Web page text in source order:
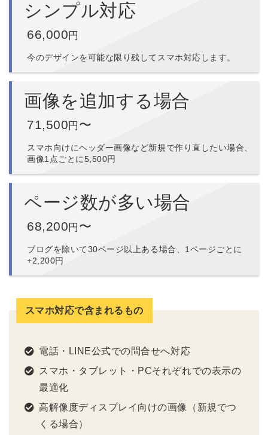
シンプル対応
66,000 円
今のデザインを可能な限り残してスマホ対応します。
画像を追加する場合
71,500 円 〜
スマホ向けにヘッダー画像など新規で作り直したい場合、
画像1点ごとに5,500円
ページ数が多い場合
68,200 円 〜
ブログを除いて30ページ以上ある場合、1ページごとに
+2,200円
スマホ対応で含まれるもの
電話・LINE公式での問合せへ対応
スマホ・タブレット・PCそれぞれでの表示の
最適化
高解像度ディスプレイ向けの画像（新規でつ
くる場合）